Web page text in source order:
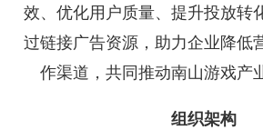
效、优化用户质量、提升投放转
过链接广告资源，助力企业降低
作渠道，共同推动南山游戏产
组织架构